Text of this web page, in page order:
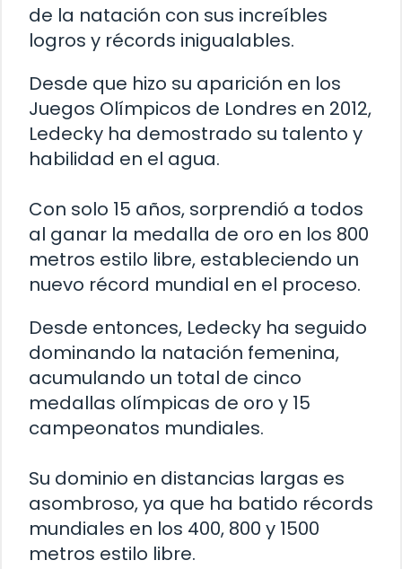
de la natación con sus increíbles
logros y récords inigualables.
Desde que hizo su aparición en los
Juegos Olímpicos de Londres en 2012,
Ledecky ha demostrado su talento y
habilidad en el agua.
Con solo 15 años, sorprendió a todos
al ganar la medalla de oro en los 800
metros estilo libre, estableciendo un
nuevo récord mundial en el proceso.
Desde entonces, Ledecky ha seguido
dominando la natación femenina,
acumulando un total de cinco
medallas olímpicas de oro y 15
campeonatos mundiales.
Su dominio en distancias largas es
asombroso, ya que ha batido récords
mundiales en los 400, 800 y 1500
metros estilo libre.